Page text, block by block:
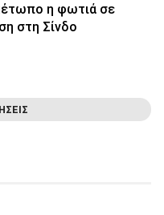
η φωτιά σε
στη Σίνδο